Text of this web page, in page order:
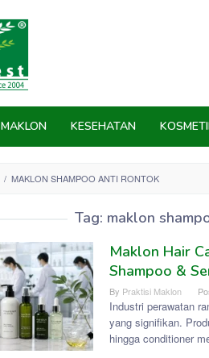
MAKLON KESEHATAN
/ MAKLON SHAMPOO ANTI RONTOK
Tag: maklon
Maklon Hair
Shampoo &
By Praktisi Maklon
Industri perawatan
yang signifikan.
hingga conditioner